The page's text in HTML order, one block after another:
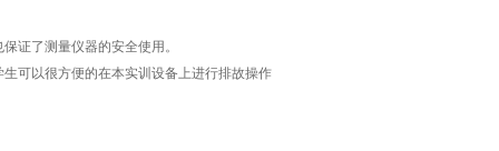
证了测量仪器的安全使用。
可以很方便的在本实训设备上进行排故操作